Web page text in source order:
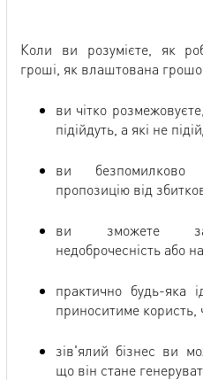
Коли ви розумієте, як
гроші, як влаштована
ви чітко
підійдуть, а які не
ви безпомилково
пропозицію від
ви зможете
недоброчесність або
практично будь-яка
приноситиме користь,
зів'ялий бізнес ви
що він стане